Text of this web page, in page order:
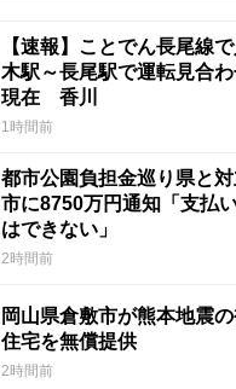
【速報】ことでん長尾線
木駅～長尾駅で運転見合
現在 香川
1時間前
都市公園負担金巡り県と
市に8750万円通知「支払
はできない」
2時間前
岡山県倉敷市が熊本地震
住宅を無償提供
2時間前